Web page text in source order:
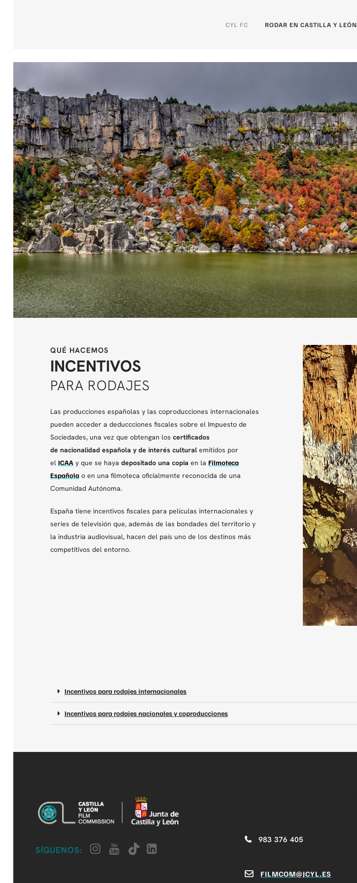
CYL FC RODAR EN CASTILLA Y LEÓN
QUÉ HACEMOS
INCENTIVOS
PARA RODAJES
Las producciones españolas y las coproducciones internacionales
pueden acceder a deduccciones fiscales sobre el Impuesto de
Sociedades, una vez que obtengan los certificados
de nacionalidad española y de interés cultural emitidos por
el ICAA y que se haya depositado una copia en la Filmoteca
Española o en una filmoteca oficialmente reconocida de una
Comunidad Autónoma.
España tiene incentivos fiscales para películas internacionales y
series de televisión que, además de las bondades del territorio y
la industria audiovisual, hacen del país uno de los destinos más
competitivos del entorno.
Incentivos para rodajes internacionales
Incentivos para rodajes nacionales y coproducciones
SÍGUENOS:
983 376 405
FILMCOM@JCYL.ES